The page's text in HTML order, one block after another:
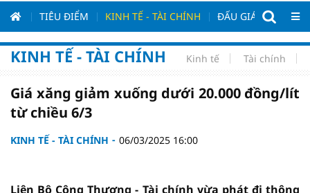
TIÊU ĐIỂM KINH TẾ - TÀI CHÍNH ĐẤU GIÁ - ĐẤU
KINH TẾ - TÀI CHÍNH Kinh tế Tài chính
Giá xăng giảm xuống dưới 20.000 đồng/lít
từ chiều 6/3
KINH TẾ - TÀI CHÍNH 06/03/2025 16:00
Liên Bộ Công Thương - Tài chính vừa phát đi thông